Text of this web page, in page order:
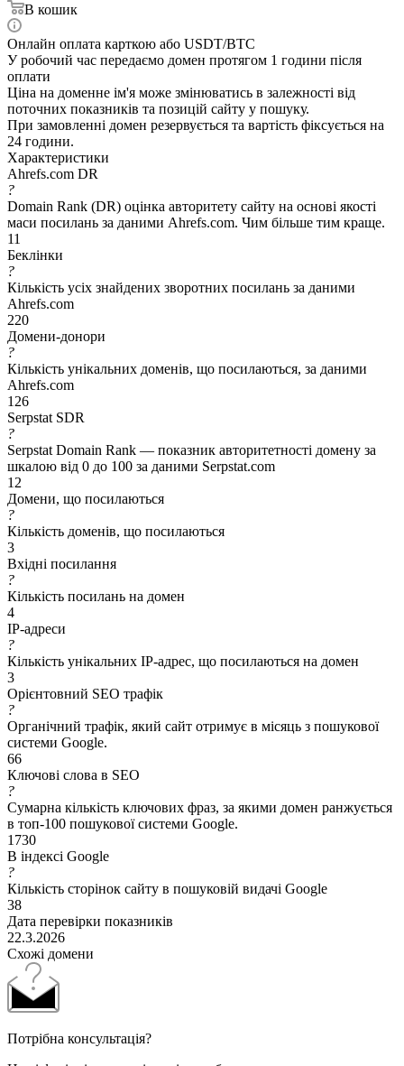
В кошик
Онлайн оплата карткою або USDT/BTC
У робочий час передаємо домен протягом 1 години після
оплати
Ціна на доменне ім'я може змінюватись в залежності від
поточних показників та позицій сайту у пошуку.
При замовленні домен резервується та вартість фіксується на
24 години.
Характеристики
Ahrefs.com DR
?
Domain Rank (DR) оцінка авторитету сайту на основі якості
маси посилань за даними Ahrefs.com. Чим більше тим краще.
11
Беклінки
?
Кількість усіх знайдених зворотних посилань за даними
Ahrefs.com
220
Домени-донори
?
Кількість унікальних доменів, що посилаються, за даними
Ahrefs.com
126
Serpstat SDR
?
Serpstat Domain Rank — показник авторитетності домену за
шкалою від 0 до 100 за даними Serpstat.com
12
Домени, що посилаються
?
Кількість доменів, що посилаються
3
Вхідні посилання
?
Кількість посилань на домен
4
IP-адреси
?
Кількість унікальних IP-адрес, що посилаються на домен
3
Орієнтовний SEO трафік
?
Органічний трафік, який сайт отримує в місяць з пошукової
системи Google.
66
Ключові слова в SEO
?
Сумарна кількість ключових фраз, за якими домен ранжується
в топ-100 пошукової системи Google.
1730
В індексі Google
?
Кількість сторінок сайту в пошуковій видачі Google
38
Дата перевірки показників
22.3.2026
Схожі домени
Потрібна консультація?